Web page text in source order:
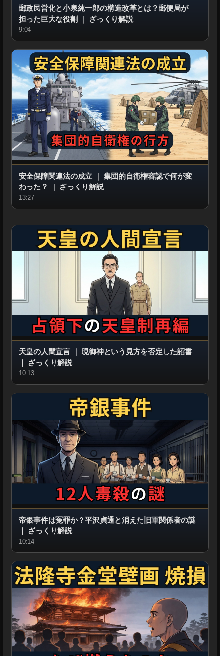
郵政民営化と小泉純一郎の構造改革とは？郵便局が
担った巨大な役割
｜ ざっくり解説
9:04
安全保障関連法の成立｜ 集団的自衛権容認で何が変
わった？
｜ ざっくり解説
13:27
天皇の人間宣言｜ 現御神という見方を否定した詔書
｜
ざっくり解説
10:13
帝銀事件は冤罪か？平沢貞通と消えた旧軍関係者の謎
｜
ざっくり解説
10:14